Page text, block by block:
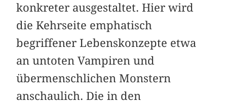
konkreter ausgestaltet. Hier wird
die Kehrseite emphatisch
begriffener Lebenskonzepte etwa
an untoten Vampiren und
übermenschlichen Monstern
anschaulich. Die in den